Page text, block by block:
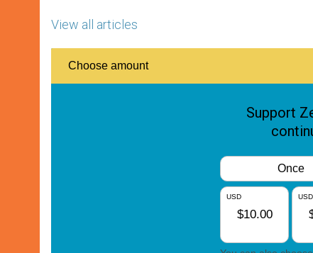
View all articles